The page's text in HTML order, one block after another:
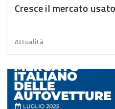
Cresce il mercato
Attualità